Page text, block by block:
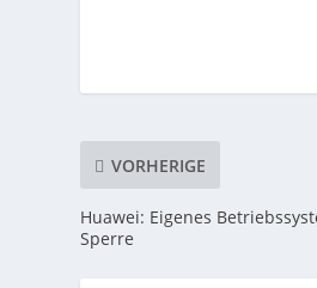
VORHERIGE
Huawei: Eigenes
Sperre